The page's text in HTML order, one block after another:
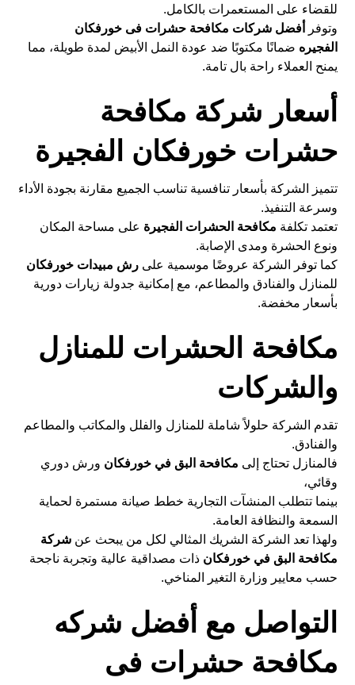
للقضاء على المستعمرات بالكامل.
وتوفر
أفضل شركات مكافحة حشرات فى خورفكان
الفجيره ضمانًا مكتوبًا ضد عودة النمل الأبيض لمدة طويلة، مما
يمنح العملاء راحة بال تامة.
أسعار شركة مكافحة
حشرات خورفكان الفجيرة
تتميز الشركة بأسعار تنافسية تناسب الجميع مقارنة بجودة الأداء
وسرعة التنفيذ.
تعتمد تكلفة مكافحة الحشرات الفجيرة على مساحة المكان
ونوع الحشرة ومدى الإصابة.
كما توفر الشركة عروضًا موسمية علىرش مبيدات خورفكان
للمنازل والفنادق والمطاعم، مع إمكانية جدولة زيارات دورية
بأسعار مخفضة.
مكافحة الحشرات للمنازل
والشركات
تقدم الشركة حلولاً شاملة للمنازل والفلل والمكاتب والمطاعم
والفنادق.
فالمنازل تحتاج إلى مكافحة البق في خورفكان ورش دوري
وقائي،
بينما تتطلب المنشآت التجارية خطط صيانة مستمرة لحماية
السمعة والنظافة العامة.
ولهذا تعد الشركة الشريك المثالي لكل من يبحث عنشركة
مكافحة البق في خورفكان ذات مصداقية عالية وتجربة ناجحة
حسب معايير وزارة التغير المناخي.
التواصل مع أفضل شركه
مكافحة حشرات فى